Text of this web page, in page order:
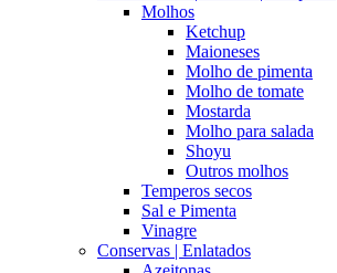
Molhos
Ketchup
Maioneses
Molho de pimenta
Molho de tomate
Mostarda
Molho para salada
Shoyu
Outros molhos
Temperos secos
Sal e Pimenta
Vinagre
Conservas | Enlatados